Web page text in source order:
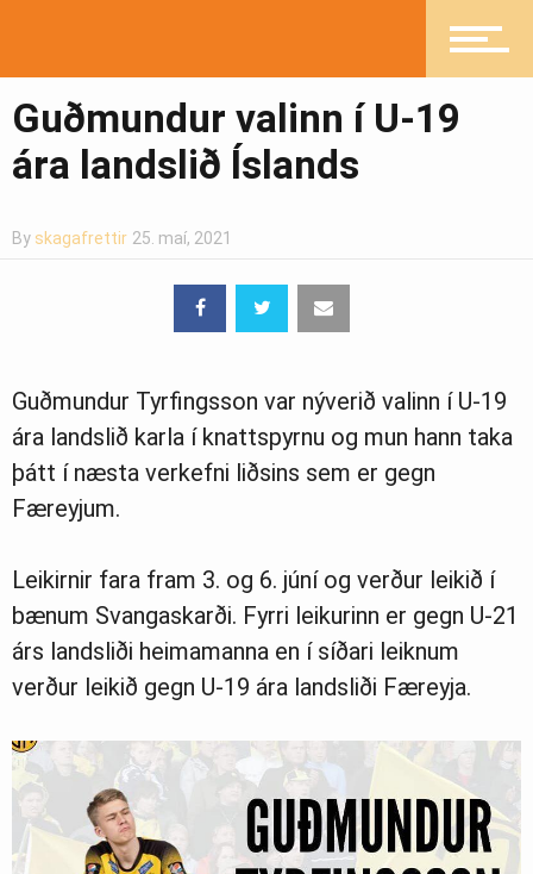
Íþróttir
Mannlíf
Pistlar
Greinasafn
Ljósmyndasafn
Guðmundur valinn í U-19
ára landslið Íslands
By skagafrettir 25. maí, 2021
Guðmundur Tyrfingsson var nýverið valinn í U-19
ára landslið karla í knattspyrnu og mun hann taka
þátt í næsta verkefni liðsins sem er gegn
Færeyjum.
Leikirnir fara fram 3. og 6. júní og verður leikið í
bænum Svangaskarði. Fyrri leikurinn er gegn U-21
árs landsliði heimamanna en í síðari leiknum
verður leikið gegn U-19 ára landsliði Færeyja.